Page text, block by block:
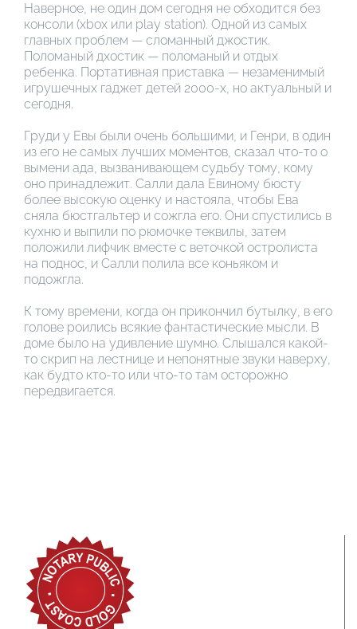
Наверное, не один дом сегодня не обходится без
консоли (xbox или play station). Одной из самых
главных проблем — сломанный джостик.
Поломаный дхостик — поломаный и отдых
ребенка. Портативная приставка — незаменимый
игрушечных гаджет детей 2000-х, но актуальный и
сегодня.
Груди у Евы были очень большими, и Генри, в один
из его не самых лучших моментов, сказал что-то о
вымени ада, вызванивающем судьбу тому, кому
оно принадлежит. Салли дала Евиному бюсту
более высокую оценку и настояла, чтобы Ева
сняла бюстгальтер и сожгла его. Они спустились в
кухню и выпили по рюмочке теквилы, затем
положили лифчик вместе с веточкой остролиста
на поднос, и Салли полила все коньяком и
подожгла.
К тому времени, когда он прикончил бутылку, в его
голове роились всякие фантастические мысли. В
доме было на удивление шумно. Слышался какой-
то скрип на лестнице и непонятные звуки наверху,
как будто кто-то или что-то там осторожно
передвигается.